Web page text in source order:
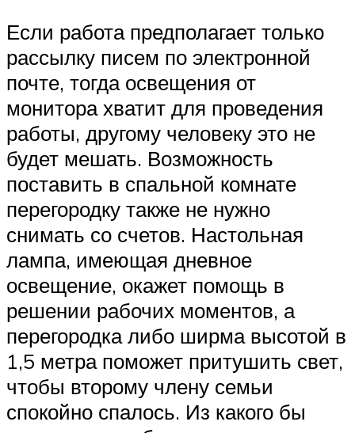
Если работа предполагает только
рассылку писем по электронной
почте, тогда освещения от
монитора хватит для проведения
работы, другому человеку это не
будет мешать. Возможность
поставить в спальной комнате
перегородку также не нужно
снимать со счетов. Настольная
лампа, имеющая дневное
освещение, окажет помощь в
решении рабочих моментов, а
перегородка либо ширма высотой в
1,5 метра поможет притушить свет,
чтобы второму члену семьи
спокойно спалось. Из какого бы